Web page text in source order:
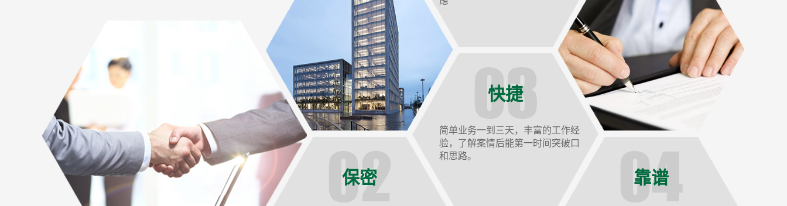
保密
快捷
简单业务一到三天，丰富的工作经
验，了解案情后能第一时间突破口
和思路。
靠谱